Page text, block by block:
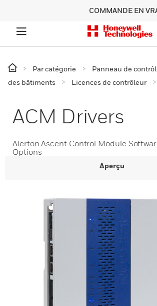
COMMANDE EN
Par catégorie Panneau de
des bâtiments
Licences de contrôleur
ACM Drivers
Alerton Ascent Control Module
Options
Aperçu